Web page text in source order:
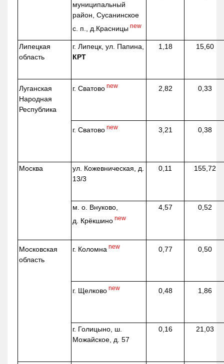
муниципальный
район, Сусанинское
с. п., д.Красницы new
Липецкая
область
г. Липецк, ул. Папина,
КРТ
1,18 15,60
Луганская
Народная
Республика
г. Сватово new 2,82 0,33
г. Сватово new 3,21 0,38
Москва ул. Кожевническая, д.
13/3
0,11 155,72
м. о. Внуково,
д. Крёкшино new
4,57 0,52
Московская
область
г. Коломна new 0,77 0,50
г. Щелково new 0,48 1,86
г. Голицыно, ш.
Можайское, д. 57
0,16 21,03